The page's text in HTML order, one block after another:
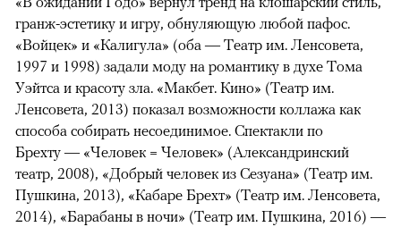
гранж-эстетику и игру, обнуляющую любой пафос.
«Войцек» и «Калигула» (оба — Театр им. Ленсовета,
1997 и 1998) задали моду на романтику в духе Тома
Уэйтса и красоту зла. «Макбет. Кино» (Театр им.
Ленсовета, 2013) показал возможности коллажа как
способа собирать несоединимое. Спектакли по
Брехту — «Человек = Человек» (Александринский
театр, 2008), «Добрый человек из Сезуана» (Театр им.
Пушкина, 2013), «Кабаре Брехт» (Театр им. Ленсовета,
2014), «Барабаны в ночи» (Театр им. Пушкина, 2016) —